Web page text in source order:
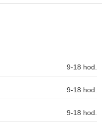
9-18 hod.
9-18 hod.
9-18 hod.